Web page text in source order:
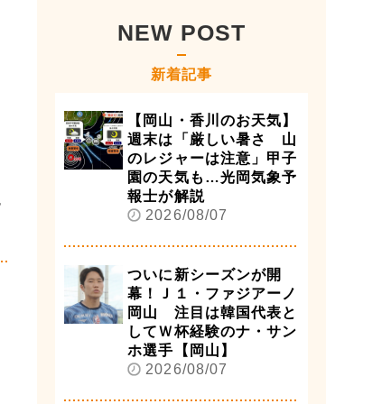
NEW POST
新着記事
【岡山・香川のお天気】
週末は「厳しい暑さ 山
のレジャーは注意」甲子
園の天気も…光岡気象予
報士が解説
2026/08/07
ついに新シーズンが開
幕！Ｊ１・ファジアーノ
岡山 注目は韓国代表と
してＷ杯経験のナ・サン
ホ選手【岡山】
2026/08/07